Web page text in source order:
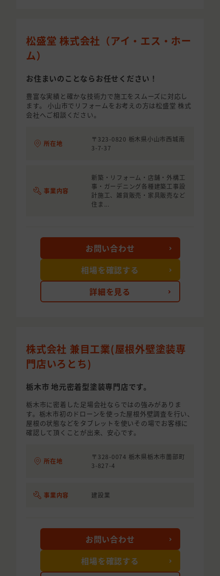
松盛堂 株式会社（アイ・エス・ホー
ム）
お住まいのことならお任せください！
豊富な実績と確かな技術力で施工をスムーズに対応し
ます。 小山市でリフォームをお考えの方は松盛堂 株式
会社へご相談ください。
所在地
〒323-0820 栃木県小山市西城南
3-7-37
事業内容
新築・リフォーム・店舗・外構工
事・ガーデニング各種建築工事設
計施工、雑貨販売・家具販売など
住ま...
詳細を見る
お問い合わせ
相場を確認する
株式会社 兼目工業(屋根外壁塗装専
門店いろとち)
栃木市 地元密着型塗装専門店です。
栃木市に密着した足場会社ならではの強みがありま
す。栃木市初のドローンを使った屋根外壁調査を行い、
屋根の状態などをタブレットを使いその場でお客様に
確認して頂くことが出来、安心です。
所在地
〒328-0074 栃木県栃木市薗部町
3-827-4
事業内容 建設業
お問い合わせ
相場を確認する